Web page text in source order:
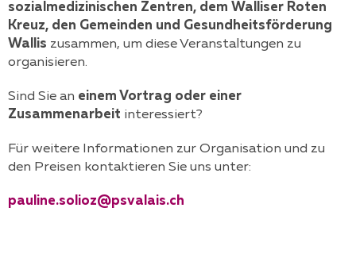
sozialmedizinischen Zentren, dem Walliser Roten
Kreuz, den Gemeinden und Gesundheitsförderung
Wallis zusammen, um diese Veranstaltungen zu
organisieren.
Sind Sie an einem Vortrag oder einer
Zusammenarbeit interessiert?
Für weitere Informationen zur Organisation und zu
den Preisen kontaktieren Sie uns unter:
pauline.solioz@psvalais.ch